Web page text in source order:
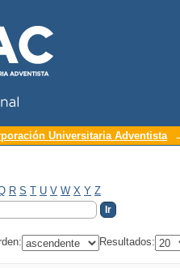
Universitaria Adventista
R S T U V W X Y Z
Resultados: